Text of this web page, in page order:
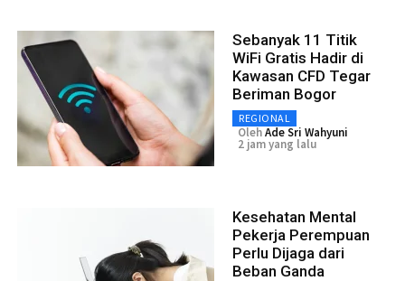
Sebanyak 11 Titik
WiFi Gratis Hadir di
Kawasan CFD Tegar
Beriman Bogor
REGIONAL
OlehAde Sri Wahyuni
2 jam yang lalu
Kesehatan Mental
Pekerja Perempuan
Perlu Dijaga dari
Beban Ganda